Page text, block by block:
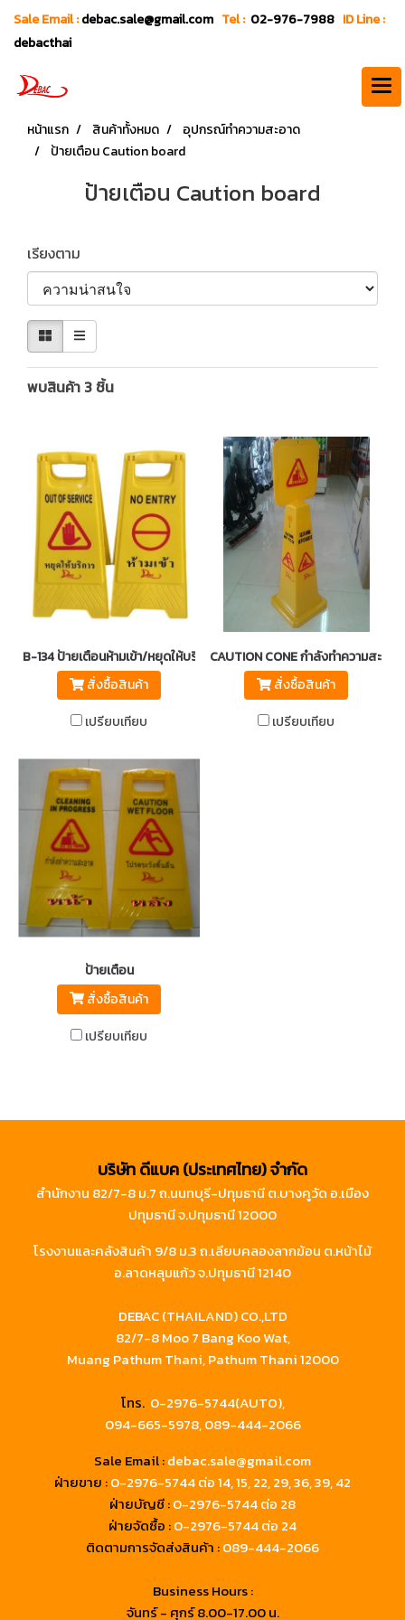
Sale Email :debac.sale@gmail.com Tel : 02-976-7988 ID Line :
debacthai
หน้าแรก สินค้าทั้งหมด
อุปกรณ์ทำความสะอาด
ป้ายเตือน Caution board
ป้ายเตือน Caution board
เรียงตาม
พบสินค้า 3 ชิ้น
B-134 ป้ายเตือนห้ามเข้า/หยุดให้บริการ
สั่งซื้อสินค้า
เปรียบเทียบ
CAUTION CONE กำลังทำความสะอ
สั่งซื้อสินค้า
เปรียบเทียบ
ป้ายเตือน
สั่งซื้อสินค้า
เปรียบเทียบ
บริษัท ดีแบค (ประเทศไทย) จำกัด
สำนักงาน 82/7-8 ม.7 ถ.นนทบุรี-ปทุมธานี ต.บางคูวัด อ.เมือง
ปทุมธานี จ.ปทุมธานี 12000
โรงงานและคลังสินค้า 9/8 ม.3 ถ.เลียบคลองลากฆ้อน ต.หน้าไม้
อ.ลาดหลุมแก้ว จ.ปทุมธานี 12140
DEBAC (THAILAND) CO.,LTD
82/7-8 Moo 7 Bang Koo Wat,
Muang Pathum Thani, Pathum Thani 12000
โทร. 0-2976-5744(AUTO),
094-665-5978,089-444-2066
Sale Email :debac.sale@gmail.com
ฝ่ายขาย :0-2976-5744ต่อ 14, 15, 22, 29, 36, 39, 42
ฝ่ายบัญชี :0-2976-5744 ต่อ 28
ฝ่ายจัดซื้อ :0-2976-5744 ต่อ 24
ติดตามการจัดส่งสินค้า :089-444-2066
Business Hours :
จันทร์ - ศุกร์ 8.00-17.00 น.